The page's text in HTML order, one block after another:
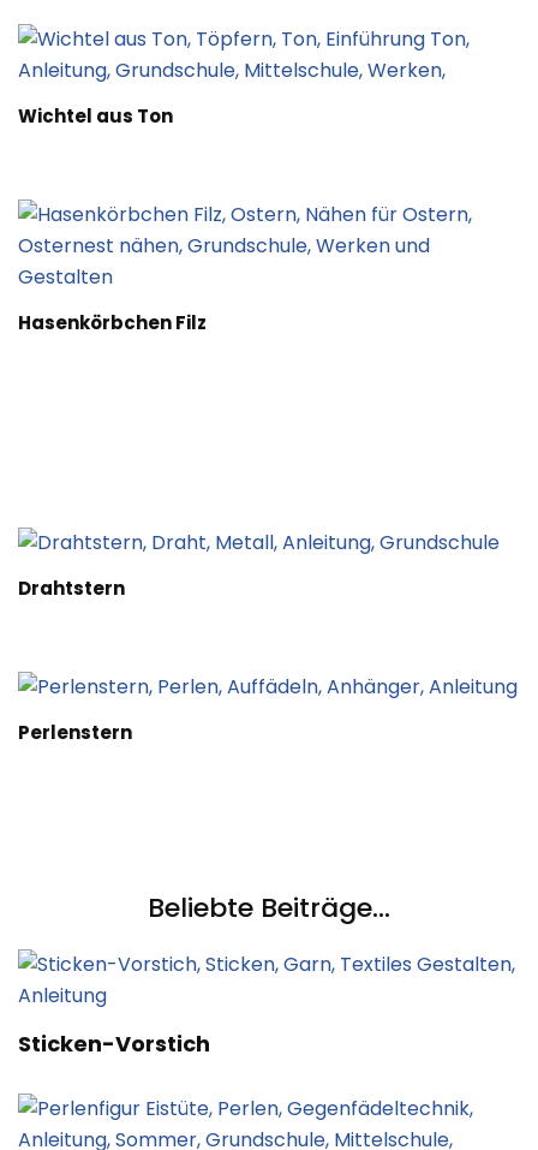
Wichtel aus Ton
Hasenkörbchen Filz
Drahtstern
Perlenstern
Beliebte Beiträge...
Sticken-Vorstich